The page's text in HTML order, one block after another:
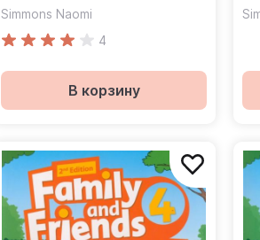
Simmons Naomi
4
В корзину